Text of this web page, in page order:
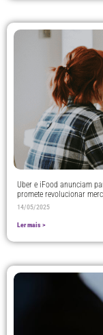
Uber e iFood anunciam
promete revolucionar
14/05/2025
Ler mais >